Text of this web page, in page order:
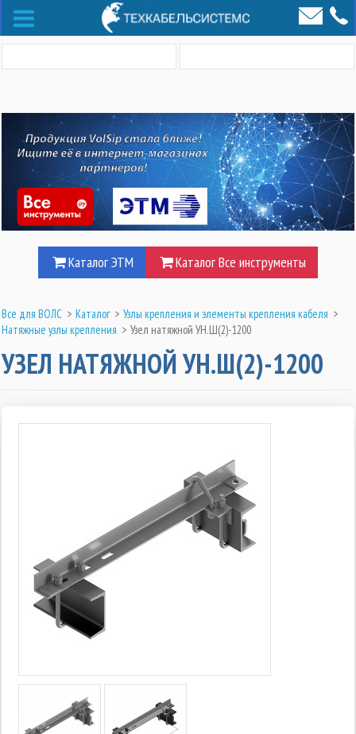
Каталог ЭТМ Каталог Все инструменты
Все для ВОЛС > Каталог > Узлы крепления и элементы крепления кабеля >
Натяжные узлы крепления > Узел натяжной УН.Ш(2)-1200
УЗЕЛ НАТЯЖНОЙ УН.Ш(2)-1200